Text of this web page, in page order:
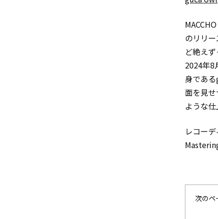
のリリ
ど絶え
2024年8
身であ
面を見
ような仕
レコー
次のペ